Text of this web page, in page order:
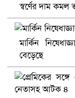
স্বর্ণের দাম
মার্কিন
বেড়েছে